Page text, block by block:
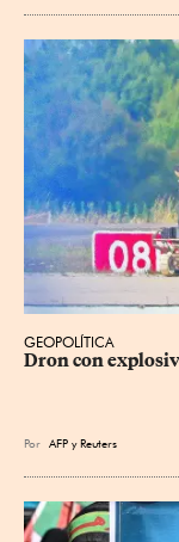
GEOPOLÍTICA
Dron con
Por AFP yReuters